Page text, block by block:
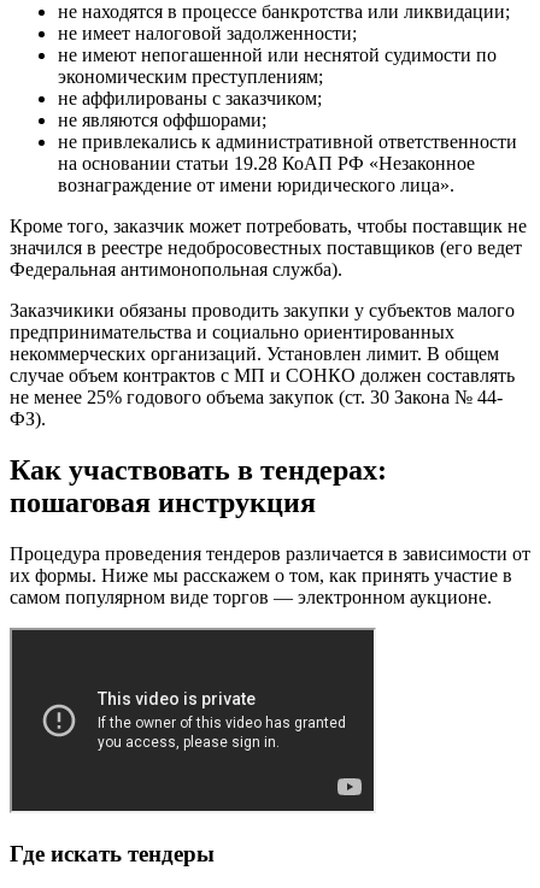
не находятся в процессе банкротства или ликвидации;
не имеет налоговой задолженности;
не имеют непогашенной или неснятой судимости по
экономическим преступлениям;
не аффилированы с заказчиком;
не являются оффшорами;
не привлекались к административной ответственности
на основании статьи 19.28 КоАП РФ «Незаконное
вознаграждение от имени юридического лица».
Кроме того, заказчик может потребовать, чтобы поставщик не
значился в реестре недобросовестных поставщиков (его ведет
Федеральная антимонопольная служба).
Заказчикики обязаны проводить закупки у субъектов малого
предпринимательства и социально ориентированных
некоммерческих организаций. Установлен лимит. В общем
случае объем контрактов с МП и СОНКО должен составлять
не менее 25% годового объема закупок (ст. 30 Закона № 44-
ФЗ).
Как участвовать в тендерах:
пошаговая инструкция
Процедура проведения тендеров различается в зависимости от
их формы. Ниже мы расскажем о том, как принять участие в
самом популярном виде торгов — электронном аукционе.
Где искать тендеры